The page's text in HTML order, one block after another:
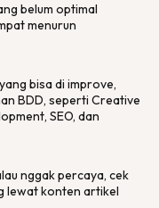
belum optimal
menurun
bisa di improve,
BDD, seperti Creative
, SEO, dan
nggak percaya, cek
lewat konten artikel